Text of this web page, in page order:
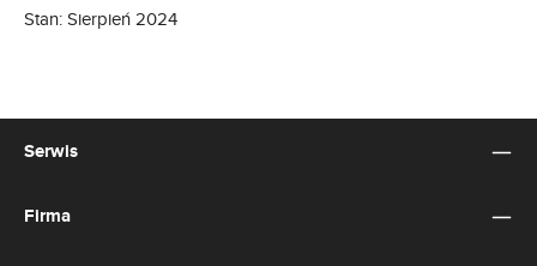
Stan: Sierpień 2024
Serwis
Firma